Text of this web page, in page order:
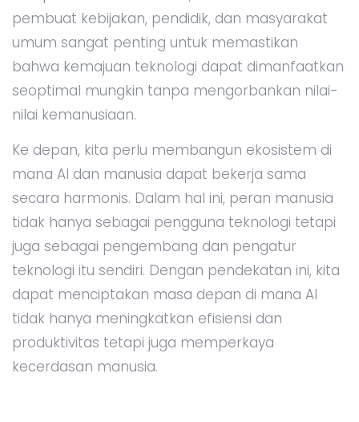
pembuat kebijakan, pendidik, dan masyarakat
umum sangat penting untuk memastikan
bahwa kemajuan teknologi dapat dimanfaatkan
seoptimal mungkin tanpa mengorbankan nilai-
nilai kemanusiaan.
Ke depan, kita perlu membangun ekosistem di
mana AI dan manusia dapat bekerja sama
secara harmonis. Dalam hal ini, peran manusia
tidak hanya sebagai pengguna teknologi tetapi
juga sebagai pengembang dan pengatur
teknologi itu sendiri. Dengan pendekatan ini, kita
dapat menciptakan masa depan di mana AI
tidak hanya meningkatkan efisiensi dan
produktivitas tetapi juga memperkaya
kecerdasan manusia.